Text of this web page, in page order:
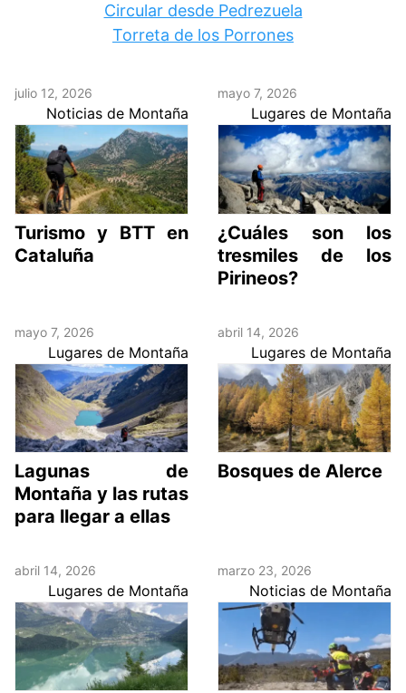
Circular desde Pedrezuela
Torreta de los Porrones
julio 12, 2026
Noticias de Montaña
Turismo y BTT en
Cataluña
mayo 7, 2026
Lugares de Montaña
¿Cuáles son los
tresmiles de los
Pirineos?
mayo 7, 2026
Lugares de Montaña
Lagunas de
Montaña y las rutas
para llegar a ellas
abril 14, 2026
Lugares de Montaña
Bosques de Alerce
abril 14, 2026
Lugares de Montaña
marzo 23, 2026
Noticias de Montaña